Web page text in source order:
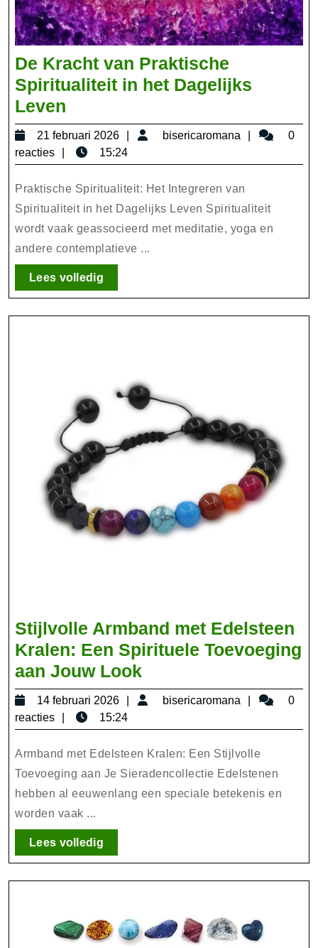
De Kracht van Praktische
Spiritualiteit in het Dagelijks
Leven
Kracht
van
Praktische
Spiritualiteit
in
het
Dagelijks
Leven
21 februari 2026
21
bisericaromana
0
reacties
15:24
Praktische Spiritualiteit: Het Integreren van
Spiritualiteit in het Dagelijks Leven Spiritualiteit
wordt vaak geassocieerd met meditatie, yoga en
andere contemplatieve ...
Lees volledigLees
volledig
Stijlvolle Armband met Edelsteen
Kralen: Een Spirituele Toevoeging
aan Jouw LookStijlvolle
Armband
Edelsteen
Kralen:
Een
Spirituele
Jouw
Look
14 februari 2026
14
bisericaromana
0
reacties
15:24
Armband met Edelsteen Kralen: Een Stijlvolle
Toevoeging aan Je Sieradencollectie Edelstenen
hebben al eeuwenlang een speciale betekenis en
worden vaak ...
Lees volledigLees
volledig